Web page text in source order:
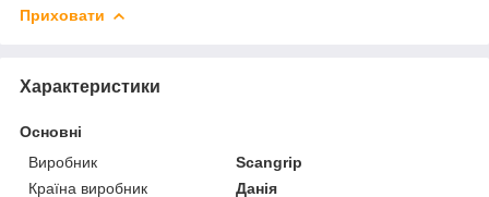
Приховати
Характеристики
Основні
Виробник
Scangrip
Країна виробник
Данія